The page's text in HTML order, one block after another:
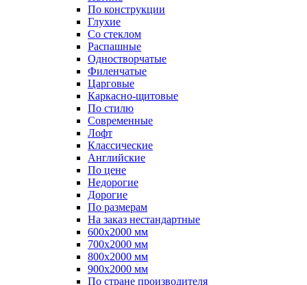
По конструкции
Глухие
Со стеклом
Распашные
Одностворчатые
Филенчатые
Царговые
Каркасно-щитовые
По стилю
Современные
Лофт
Классические
Английские
По цене
Недорогие
Дорогие
По размерам
На заказ нестандартные
600х2000 мм
700х2000 мм
800х2000 мм
900х2000 мм
По стране производителя